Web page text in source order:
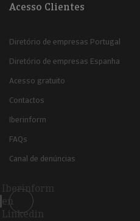
Acesso Clientes
Diretório de empresas Portugal
Diretório de empresas Espanha
Acesso gratuito
Contactos
Iberinform
FAQs
Canal de denúncias
Iberinform
en
Linkedin